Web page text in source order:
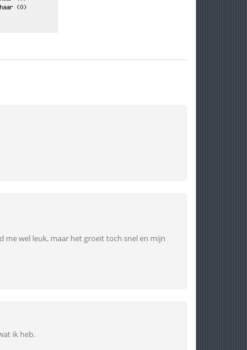
me wel leuk, maar het groeit toch snel en mijn
ik heb.